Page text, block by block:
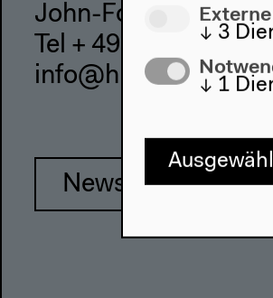
John-Foster-Dulles-
Tel + 49 30 397 87 0
info@hkw.de
Newsletter
↓ 3
↓ 1